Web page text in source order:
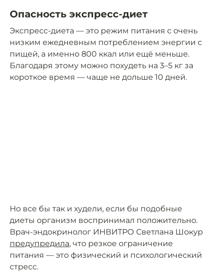
Опасность экспресс-диет
Экспресс-диета — это режим питания с очень
низким ежедневным потреблением энергии с
пищей, а именно 800 ккал или ещё меньше.
Благодаря этому можно похудеть на 3–5 кг за
короткое время — чаще не дольше 10 дней.
Но все бы так и худели, если бы подобные
диеты организм воспринимал положительно.
Врач-эндокринолог ИНВИТРО Светлана Шокур
предупредила, что резкое ограничение
питания — это физический и психологический
стресс.